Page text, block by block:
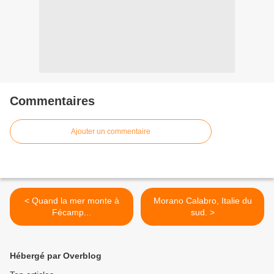
Commentaires
Ajouter un commentaire
< Quand la mer monte à
Fécamp...
Morano Calabro, Italie du
sud. >
Hébergé par Overblog